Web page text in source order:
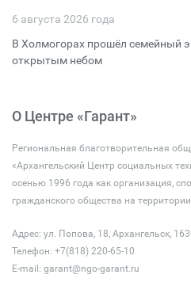
6 августа 2026 года
В Холмогорах прошёл семейный
открытым небом
О Центре «Гарант»
Региональная благотворительная
«Архангельский Центр социальных
осенью 1996 года как организация,
гражданского общества на
Адрес: ул. Попова, 18, Архангельск,
Телефон: +7(818) 220-65-10
E-mail: garant@ngo-garant.ru